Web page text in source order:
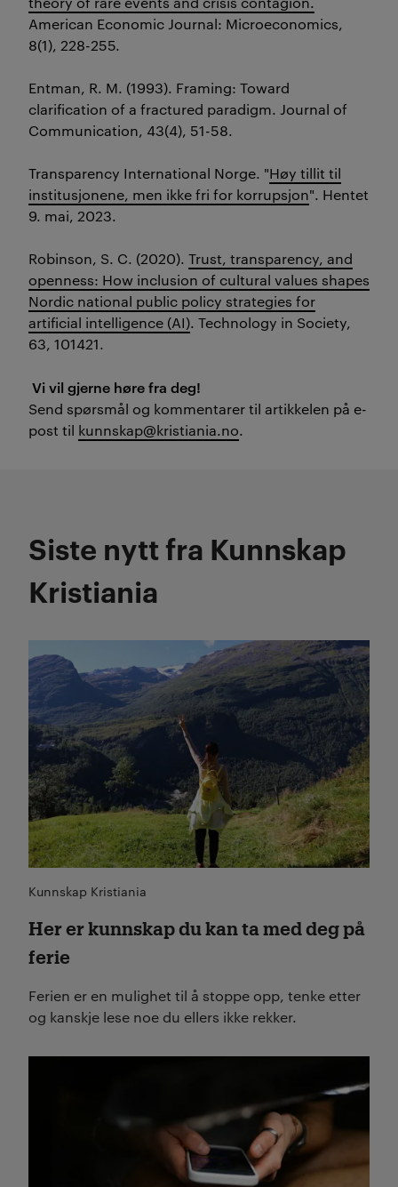
American Economic Journal: Microeconomics,
8(1), 228-255.
Entman, R. M. (1993). Framing: Toward
clarification of a fractured paradigm. Journal of
Communication, 43(4), 51-58.
Transparency International Norge. "Høy tillit til
institusjonene, men ikke fri for korrupsjon". Hentet
9. mai, 2023.
Robinson, S. C. (2020). Trust, transparency, and
openness: How inclusion of cultural values shapes
Nordic national public policy strategies for
artificial intelligence (AI). Technology in Society,
63, 101421.
Vi vil gjerne høre fra deg!
Send spørsmål og kommentarer til artikkelen på e-
post til kunnskap@kristiania.no.
Siste nytt fra Kunnskap
Kristiania
Kunnskap Kristiania
Her er kunnskap du kan ta med deg på
ferie
Ferien er en mulighet til å stoppe opp, tenke etter
og kanskje lese noe du ellers ikke rekker.
Les mer